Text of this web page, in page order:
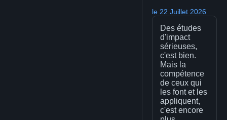
le 22 Juillet 2026
Des études
d'impact
sérieuses,
c'est bien.
Mais la
compétence
de ceux qui
les font et les
appliquent,
c'est encore